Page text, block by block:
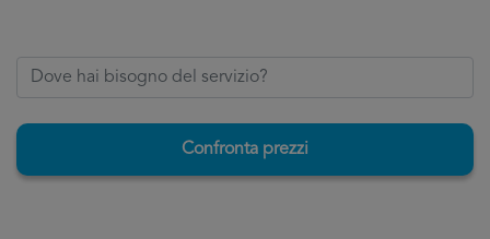
Confronta prezzi